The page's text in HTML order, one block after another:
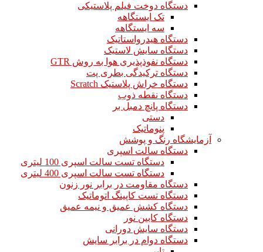
دستگاه دوخت فیلم پلاستیکی
تک ایستگاهه
سه ایستگاهه
دستگاه هیدرواستاتیک
دستگاه سایش لاستیک
دستگاه نفوذپذیری هوا به روش GTR
دستگاه ترکیدگی بطری پت
دستگاه خراش پلاستیک Scratch
دستگاه نقطه ذوب
دستگاه پانچ دمبل بر
دستی
پنوماتیک
آزمایشگاه رنگ و پوشش
دستگاه سالت اسپری
دستگاه تست سالت اسپری 100 لیتری
دستگاه تست سالت اسپری 400 لیتری
دستگاه مقاومت در برابر نور زنون
دستگاه تست کاپینگ اتوماتیک
دستگاه کشش عمیق و نیمه عمیق
دستگاه کابین نور
دستگاه سایش دورانی
دستگاه دوام در برابر سایش